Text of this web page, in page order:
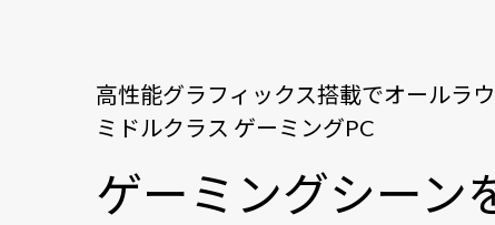
高性能グラフィックス搭載でオールラ
ミドルクラス ゲーミングPC
ゲーミングシーン